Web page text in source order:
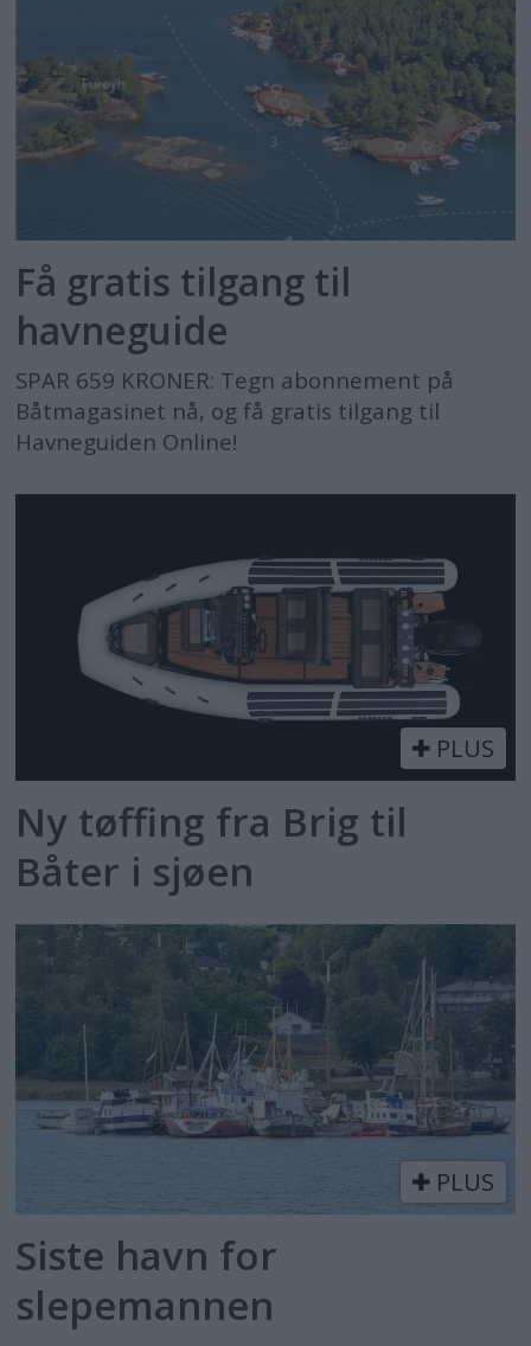
Få gratis tilgang til
havneguide
SPAR 659 KRONER: Tegn abonnement på
Båtmagasinet nå, og få gratis tilgang til
Havneguiden Online!
PLUS
Ny tøffing fra Brig til
Båter i sjøen
PLUS
Siste havn for
slepemannen